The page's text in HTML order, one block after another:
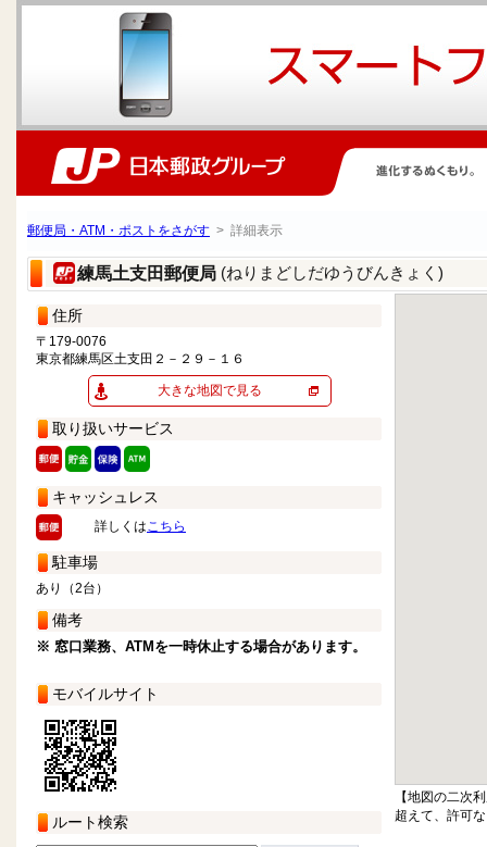
郵便局・ATM・ポストをさがす > 詳細表示
練馬土支田郵便局 (ねりまどしだゆうびんきょく)
住所
〒179-0076
東京都練馬区土支田２－２９－１６
大きな地図で見る
取り扱いサービス
キャッシュレス
詳しくはこちら
駐車場
あり（2台）
備考
※ 窓口業務、ATMを一時休止する場合があります。
モバイルサイト
ルート検索
【地図の二次
超えて、許可